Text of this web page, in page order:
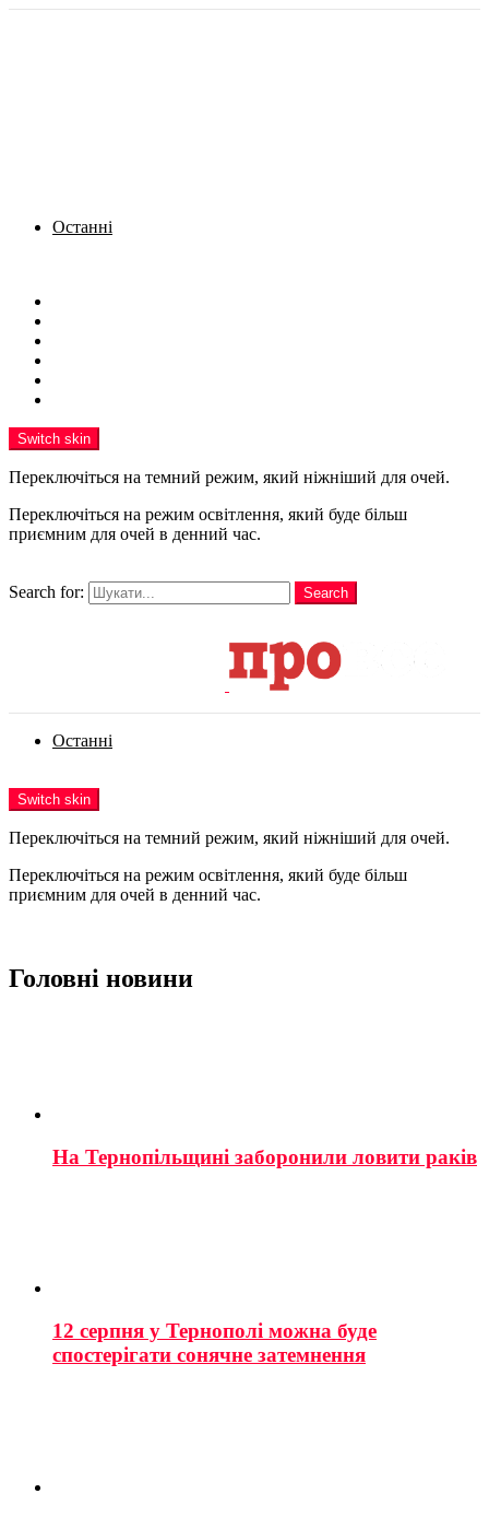
Останні
Switch skin
Переключіться на темний режим, який ніжніший для очей.
Переключіться на режим освітлення, який буде більш
приємним для очей в денний час.
Search for:
Search
Останні
Switch skin
Переключіться на темний режим, який ніжніший для очей.
Переключіться на режим освітлення, який буде більш
приємним для очей в денний час.
Головні новини
На Тернопільщині заборонили ловити раків
12 серпня у Тернополі можна буде
спостерігати сонячне затемнення